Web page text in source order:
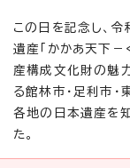
この日を記念し、
遺産「かかあ天下
産構成文化財の魅
る館林市・足利市・
各地の日本遺産を
た。